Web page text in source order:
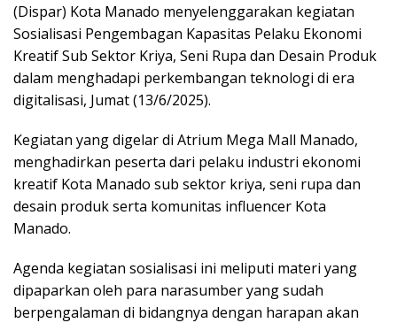
(Dispar) Kota Manado menyelenggarakan kegiatan
Sosialisasi Pengembagan Kapasitas Pelaku Ekonomi
Kreatif Sub Sektor Kriya, Seni Rupa dan Desain Produk
dalam menghadapi perkembangan teknologi di era
digitalisasi, Jumat (13/6/2025).
Kegiatan yang digelar di Atrium Mega Mall Manado,
menghadirkan peserta dari pelaku industri ekonomi
kreatif Kota Manado sub sektor kriya, seni rupa dan
desain produk serta komunitas influencer Kota
Manado.
Agenda kegiatan sosialisasi ini meliputi materi yang
dipaparkan oleh para narasumber yang sudah
berpengalaman di bidangnya dengan harapan akan